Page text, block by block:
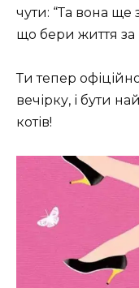
чути: “Та вона ще
що бери життя за
Ти тепер
вечірку, і бути
котів!